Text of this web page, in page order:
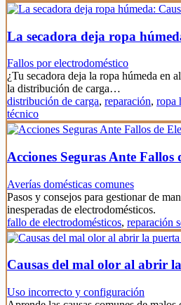
La secadora deja ropa
Fallos por electrodoméstico
¿Tu secadora deja la ropa húmeda en
la distribución de carga…
distribución de carga, reparación, ropa
técnico
Acciones Seguras Ante Fallos
Averías domésticas comunes
Pasos y consejos para gestionar de
inesperadas de electrodomésticos.
fallo de electrodomésticos, reparación
Causas del mal olor al abrir
Uso incorrecto y configuración